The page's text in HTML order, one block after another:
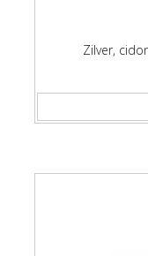
Zilver,